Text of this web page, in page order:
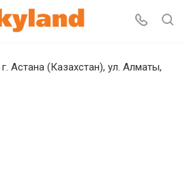
Астана (Казахстан), ул. Алматы,